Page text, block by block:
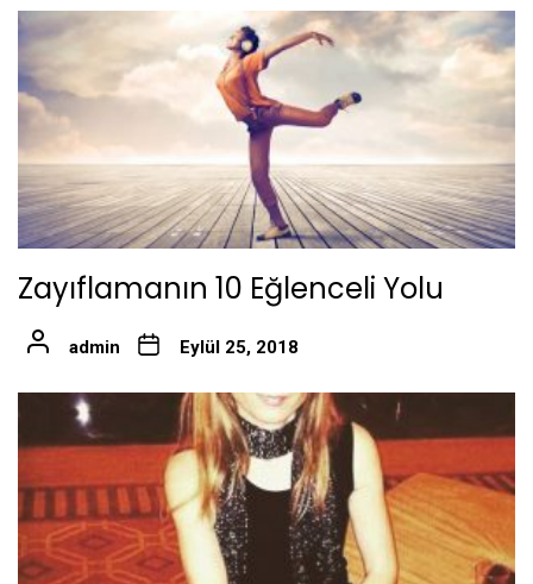
Zayıflamanın 10 Eğlenceli Yolu
admin Eylül 25, 2018